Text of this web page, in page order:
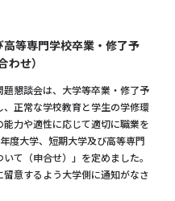
等専門学校卒業・修了予
せ）
懇談会は、大学等卒業・修了予
正常な学校教育と学生の学修環
力や適性に応じて適切に職業を
度大学、短期大学及び高等専門
て（申合せ）」を定めました。
意するよう大学側に通知がなさ